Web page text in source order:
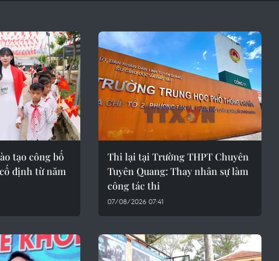
tạo công bố
định từ năm
Thi lại tại Trường THPT Chuyên
Tuyên Quang: Thay nhân sự làm
công tác thi
07/08/2026 07:41